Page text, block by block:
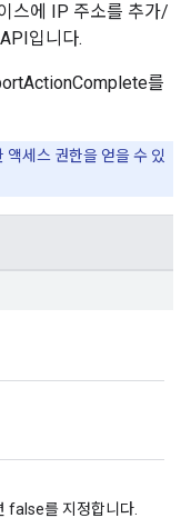
스에 IP 주소를 추가/
입니다.
를
액세스 권한을 얻을 수 있
false를 지정합니다.